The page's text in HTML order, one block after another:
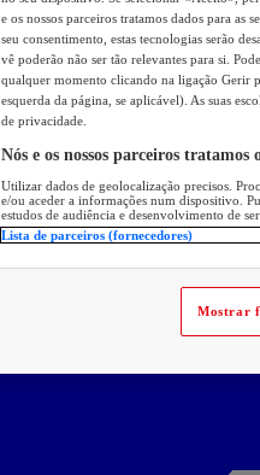
e os nossos parceiros tratamos dados para
seu consentimento, estas tecnologias serão
vê poderão não ser tão relevantes para si.
qualquer momento clicando na ligação Gerir
esquerda da página, se aplicável). As suas
de privacidade.
Nós e os nossos parceiros tratamos
Utilizar dados de geolocalização precisos.
e/ou aceder a informações num dispositivo.
estudos de audiência e desenvolvimento de
Lista de parceiros (fornecedores)
Mostrar